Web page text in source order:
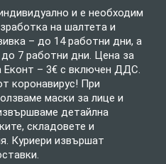
и е необходим
на шалтета и
– до 14 работни дни, а
7 работни дни. Цена за
Еконт – 3€ с включен ДДС.
коронавирус! При
маски за лице и
детайлна
складовете и
Куриери извършат